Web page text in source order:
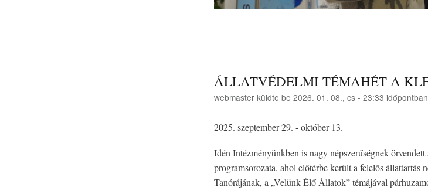
ÁLLATVÉDELMI TÉMAHÉT A
webmasterküldte be 2026. 01. 08., cs - 23:33 időpontban
2025. szeptember 29. - október 13.
Idén Intézményünkben is nagy népszerűségnek
programsorozata, ahol előtérbe került a felelős állattartás
Tanórájának, a „Velünk Élő Állatok” témájával